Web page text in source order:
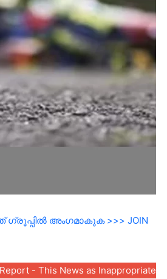
ഗ്രൂപ്പിൽ അംഗമാകുക >>> JOIN
Report - This News as Inappropriate